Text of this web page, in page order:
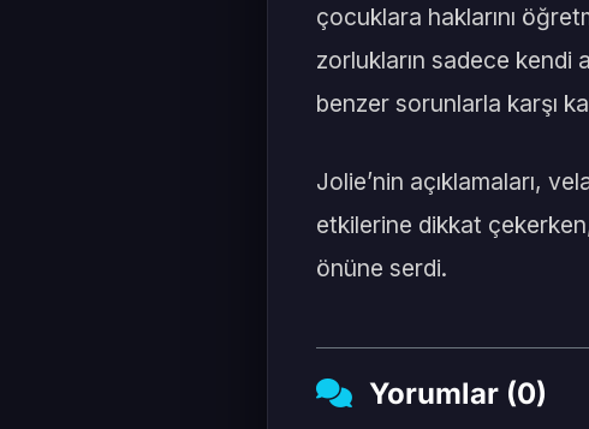
çocuklara haklarını
zorlukların sadece kendi
benzer sorunlarla karşı
Jolie’nin açıklamaları,
etkilerine dikkat
önüne serdi.
Yorumlar (0)